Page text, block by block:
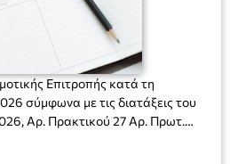
Επιτροπής κατά τη
Αρ. Πρακτικού 27 Αρ. Πρωτ.
2026